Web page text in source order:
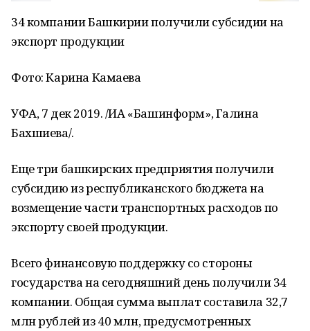
34 компании Башкирии получили субсидии на
экспорт продукции
Фото: Карина Камаева
УФА, 7 дек 2019. /ИА «Башинформ», Галина
Бахшиева/.
Еще три башкирских предприятия получили
субсидию из республиканского бюджета на
возмещение части транспортных расходов по
экспорту своей продукции.
Всего финансовую поддержку со стороны
государства на сегодняшний день получили 34
компании. Общая сумма выплат составила 32,7
млн рублей из 40 млн, предусмотренных